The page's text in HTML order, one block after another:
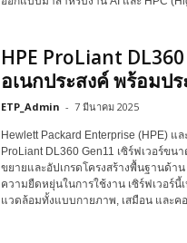
HPE ProLiant
อเนกประสงค์ พร้อมป
ETP_Admin - 7 มีนาคม 2025
Hewlett Packard Enterprise (HPE) แ
ProLiant DL360 Gen11 เซิร์ฟเวอร์ข
ขยายและอัปเกรดโครงสร้างพื้นฐานด้า
ความยืดหยุ่นในการใช้งาน เซิร์ฟเวอร์
แวดล้อมทั้งแบบกายภาพ, เสมือน และค